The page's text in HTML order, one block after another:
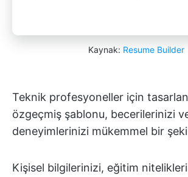
Kaynak: Resume Builder
Teknik profesyoneller için
özgeçmiş şablonu, becerilerinizi
deneyimlerinizi mükemmel bir
Kişisel bilgilerinizi, eğitim